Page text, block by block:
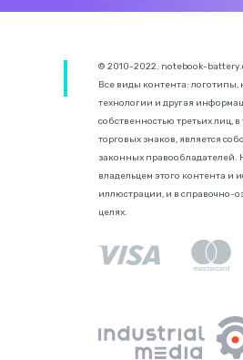
© 2010-2022. notebook-
Все виды контента: логотипы,
технологии и другая
собственностью третьих лиц,
торговых знаков, является
законных правообладателей.
владельцем этого контента и
иллюстрации, и в справочно-
целях.